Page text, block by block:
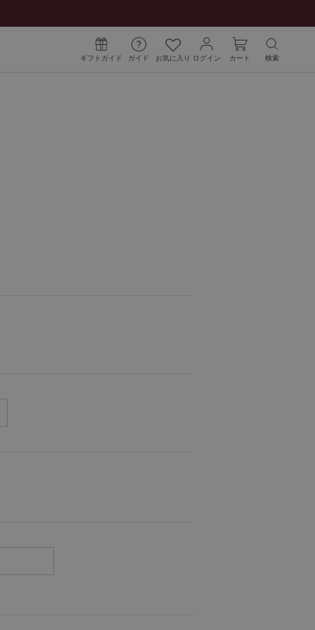
ギフトガイド ガイド お気に入り ログイン カート 検索